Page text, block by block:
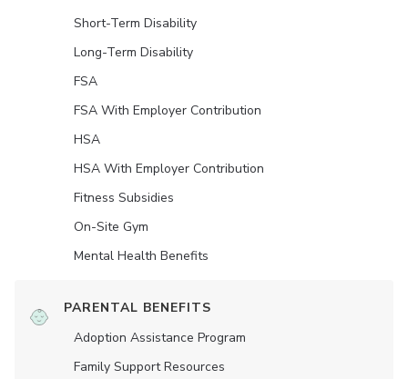
Short-Term Disability
Long-Term Disability
FSA
FSA With Employer Contribution
HSA
HSA With Employer Contribution
Fitness Subsidies
On-Site Gym
Mental Health Benefits
PARENTAL BENEFITS
Adoption Assistance Program
Family Support Resources